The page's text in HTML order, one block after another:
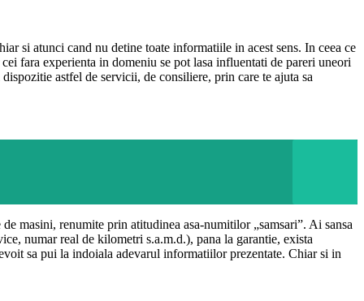
si atunci cand nu detine toate informatiile in acest sens. In ceea ce
fara experienta in domeniu se pot lasa influentati de pareri uneori
astfel de servicii, de consiliere, prin care te ajuta sa
masini, renumite prin atitudinea asa-numitilor „samsari”. Ai sansa
numar real de kilometri s.a.m.d.), pana la garantie, exista
sa pui la indoiala adevarul informatiilor prezentate. Chiar si in